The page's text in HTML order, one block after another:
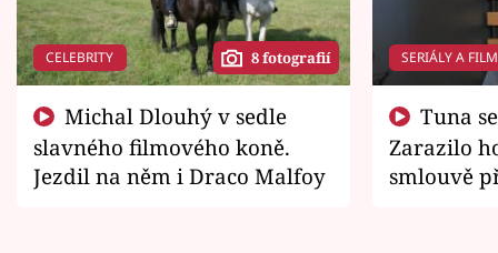
CELEBRITY 8 fotografií
slavného filmového koně.
Jezdil na něm i Draco Malfoy
SERIÁLY A
Zarazilo
smlouvě